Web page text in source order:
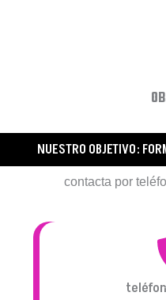
NUESTRO OBJETIVO:
contacta por